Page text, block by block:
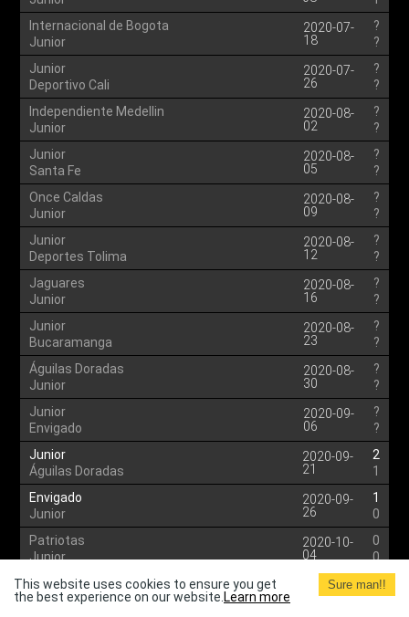
Internacional de Bogota
Junior
2020-07-
18
?
?
Junior
Deportivo Cali
2020-07-
26
?
?
Independiente Medellin
Junior
2020-08-
02
?
?
Junior
Santa Fe
2020-08-
05
?
?
Once Caldas
Junior
2020-08-
09
?
?
Junior
Deportes Tolima
2020-08-
12
?
?
Jaguares
Junior
2020-08-
16
?
?
Junior
Bucaramanga
2020-08-
23
?
?
Águilas Doradas
Junior
2020-08-
30
?
?
Junior
Envigado
2020-09-
06
?
?
Junior
Águilas Doradas
2020-09-
21
2
1
Envigado
Junior
2020-09-
26
1
0
Patriotas
Junior
2020-10-
04
0
0
Junior
Deportivo Pasto
2020-10-
0
1
This website uses cookies to ensure you get
the best experience on our website. Learn more
Sure man!!